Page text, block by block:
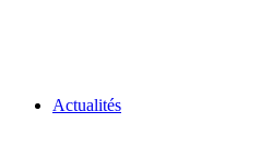
Actualités